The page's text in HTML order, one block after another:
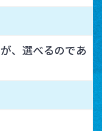
、選べるのであ